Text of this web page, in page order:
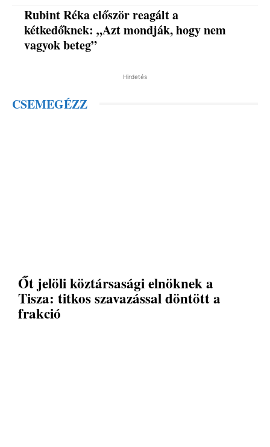
Rubint Réka először reagált a
kétkedőknek: „Azt mondják, hogy nem
vagyok beteg”
Hirdetés
CSEMEGÉZZ
Őt jelöli köztársasági elnöknek a
Tisza: titkos szavazással döntött a
frakció